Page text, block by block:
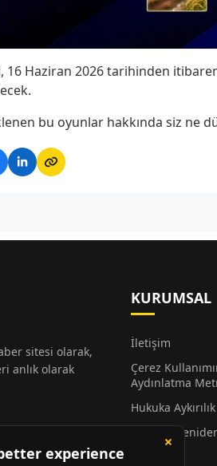
16 Haziran 2026 tarihinden
bu oyunlar hakkında siz ne
sitesi olarak,
anlık olarak
KURUMSAL
İletişim
Çerez
Aydınlatma
Hukuka
Alıntı ve
Hakkında